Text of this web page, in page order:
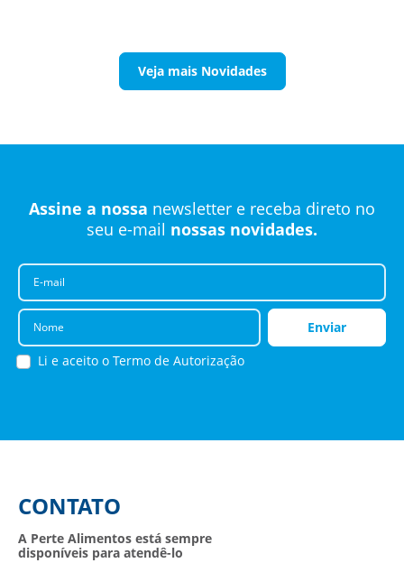
Veja mais Novidades
Assine a nossa newsletter e receba direto no
seu e-mail nossas novidades.
E-mail
Nome
Enviar
Li e aceito oTermo de Autorização
CONTATO
A Perte Alimentos está sempre
disponíveis para atendê-lo